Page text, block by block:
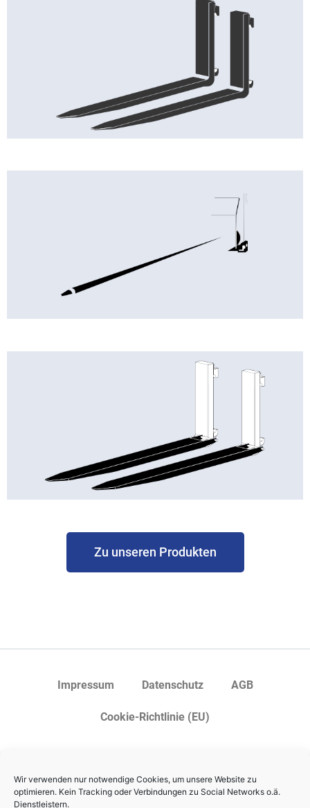
Wir verwenden nur notwendige Cookies, um unsere Website zu
optimieren. Kein Tracking oder Verbindungen zu Social Networks o.ä.
Dienstleistern.
Zu unseren Produkten
Impressum Datenschutz AGB
Cookie-Richtlinie (EU)